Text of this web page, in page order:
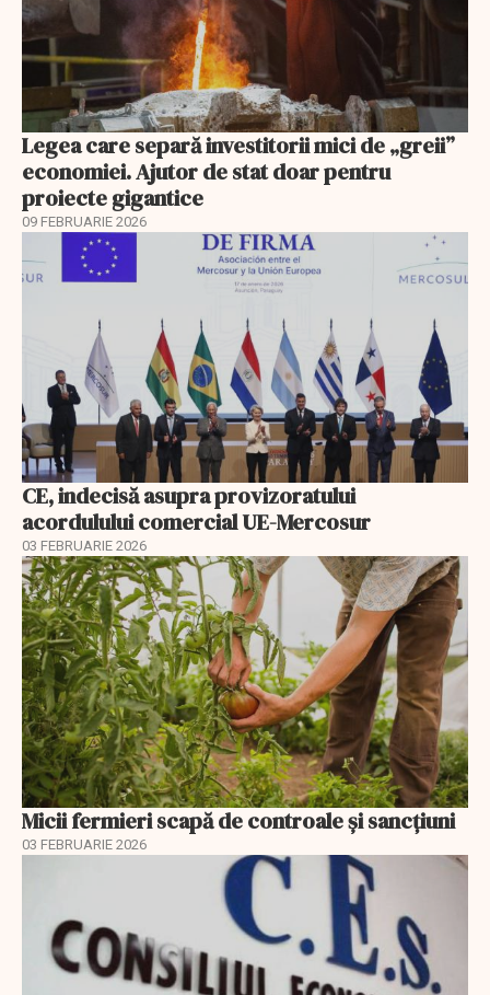
Legea care separă investitorii mici de „greii”
economiei. Ajutor de stat doar pentru
proiecte gigantice
09 FEBRUARIE 2026
CE, indecisă asupra provizoratului
acordulului comercial UE-Mercosur
03 FEBRUARIE 2026
Micii fermieri scapă de controale și sancțiuni
03 FEBRUARIE 2026